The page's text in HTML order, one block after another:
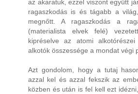
az akaratuk, ezzel viszont együtt
ragaszkodás is és tágabb a
megnőtt. A ragaszkodás a
(materialista elvek felé)
kipréselve az atomi
alkotók összessége a mondat végi
Azt gondolom, hogy a tutaj
azzal kel és azzal fekszik az
közben és után is fel kell ezt